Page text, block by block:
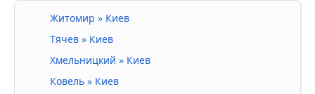
Житомир » Киев
Тячев » Киев
Хмельницкий » Киев
Ковель » Киев